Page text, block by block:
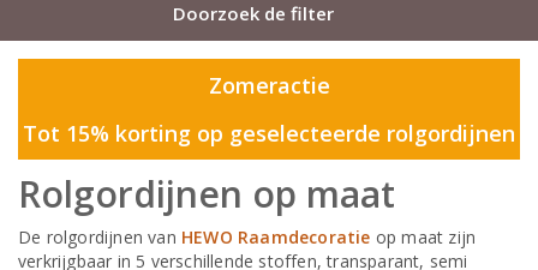
Doorzoek de filter
Zomeractie
Tot 15% korting op geselecteerde rolgordijnen
Rolgordijnen op maat
De rolgordijnen van HEWO Raamdecoratie op maat zijn
verkrijgbaar in 5 verschillende stoffen, transparant, semi